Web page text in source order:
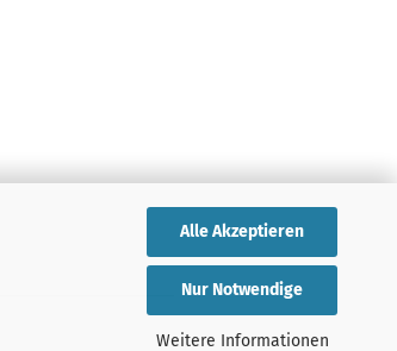
Alle Akzeptieren
Nur Notwendige
Weitere Informationen